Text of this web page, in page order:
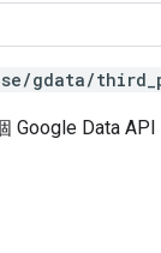
gdata/
Data